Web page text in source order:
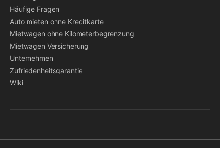
Häufige Fragen
Auto mieten ohne Kreditkarte
Mietwagen ohne Kilometerbegrenzung
Mietwagen Versicherung
Unternehmen
Zufriedenheitsgarantie
Wiki